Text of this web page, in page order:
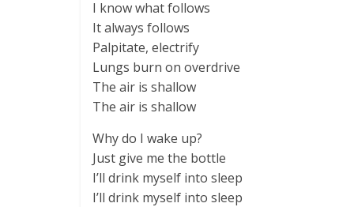
I know what follows
It always follows
Palpitate, electrify
Lungs burn on overdrive
The air is shallow
The air is shallow
Why do I wake up?
Just give me the bottle
I’ll drink myself into sleep
I’ll drink myself into sleep